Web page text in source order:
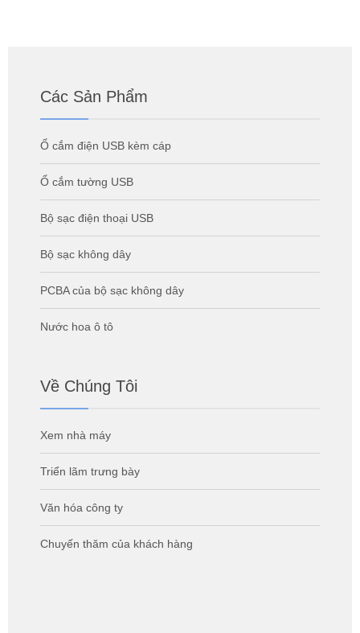
Các Sản Phẩm
Ổ cắm điện USB kèm cáp
Ổ cắm tường USB
Bộ sạc điện thoại USB
Bộ sạc không dây
PCBA của bộ sạc không dây
Nước hoa ô tô
Về Chúng Tôi
Xem nhà máy
Triển lãm trưng bày
Văn hóa công ty
Chuyến thăm của khách hàng